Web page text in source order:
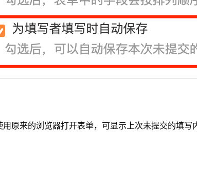
原来的浏览器打开表单，可显示上次未提交的填